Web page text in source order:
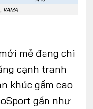
mẻ đang chi
cạnh tranh
khúc gầm cao
gần như